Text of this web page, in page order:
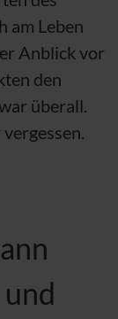
am Leben
Anblick vor
den
überall.